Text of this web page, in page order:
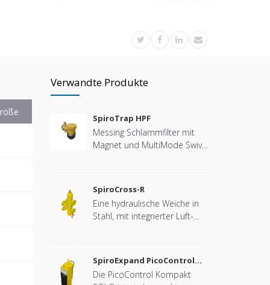
Verwandte Produkte
SpiroTrap HPF
Messing Schlammfilter mit
Magnet und MultiMode Swivel
SpiroCross-R
Eine hydraulische Weiche in
Stahl, mit integrierter Luft-
Remeha)
SpiroExpand PicoControl
Kompact Solo EPCK-S
Die PicoControl Kompakt